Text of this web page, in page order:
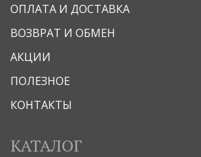
ОПЛАТА И ДОСТАВКА
ВОЗВРАТ И ОБМЕН
АКЦИИ
ПОЛЕЗНОЕ
КОНТАКТЫ
КАТАЛОГ